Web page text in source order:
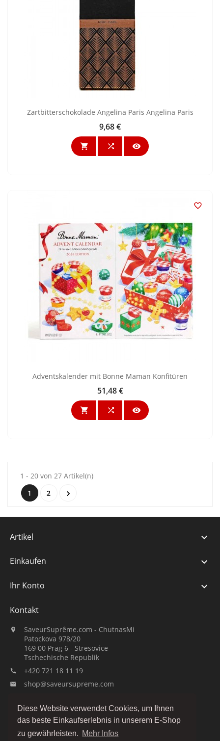
Diese Website verwendet Cookies, um Ihnen
das beste Einkaufserlebnis in unserem E-Shop
zu gewährleisten. Mehr Infos
Zartbitterschokolade Angelina Paris Angelina Paris
Preis
9,68 €
  

Adventskalender mit Bonne Maman Konfitüren
Preis
51,48 €
  
1 - 20 von 27 Artikel(n)
1
2 
Artikel 
Einkaufen 
Ihr Konto 
Kontakt

SaveurSuprême.com - ChutnasMi
Patockova 978/20
169 00 Prag 6 - Stresovice
Tschechische Republik
 +420 721 18 11 19
 shop@saveursupreme.com
Guck uns an: